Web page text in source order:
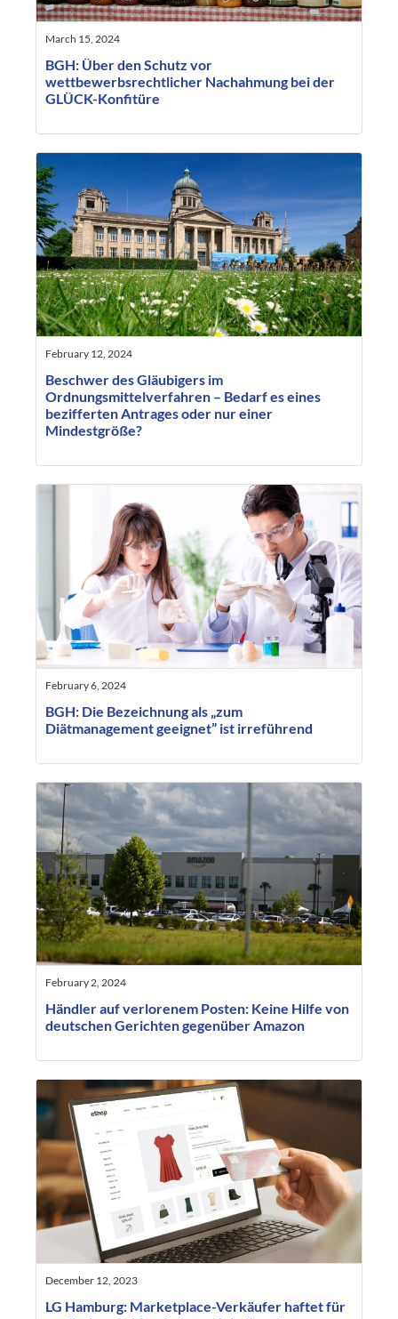
March 15, 2024
BGH: Über den Schutz vor
wettbewerbsrechtlicher Nachahmung bei der
GLÜCK-Konfitüre
February 12, 2024
Beschwer des Gläubigers im
Ordnungsmittelverfahren – Bedarf es eines
bezifferten Antrages oder nur einer
Mindestgröße?
February 6, 2024
BGH: Die Bezeichnung als „zum
Diätmanagement geeignet” ist irreführend
February 2, 2024
Händler auf verlorenem Posten: Keine Hilfe von
deutschen Gerichten gegenüber Amazon
December 12, 2023
LG Hamburg: Marketplace-Verkäufer haftet für